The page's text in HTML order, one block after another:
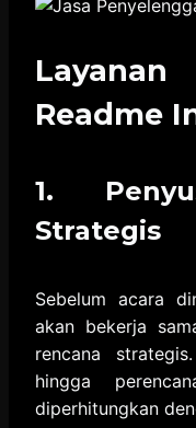
Readme
1.
Strategis
Sebelum acara
akan bekerja
rencana
hingga
diperhitungkan